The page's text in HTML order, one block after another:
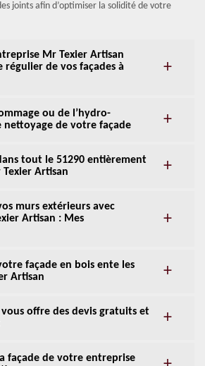
joints afin d’optimiser la solidité de votre
Mr Texier Artisan
de vos façades à
ou de l’hydro-
nettoyage de votre façade
tout le 51290 entièrement
Artisan
murs extérieurs avec
Artisan : Mes
façade en bois ente les
Artisan
vous offre des devis gratuits et
façade de votre entreprise